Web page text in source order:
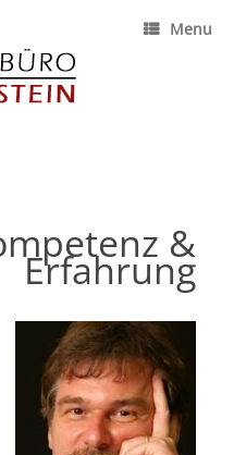
Menu
&
Erfahrung